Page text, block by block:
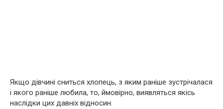
Якщо дівчині сниться хлопець, з яким раніше зустрічалася
і якого раніше любила, то, ймовірно, виявляться якісь
наслідки цих давніх відносин.